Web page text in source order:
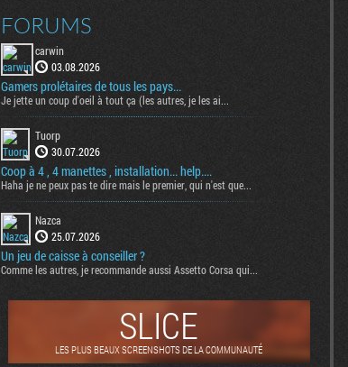
FORUMS
carwin
03.08.2026
Gamers prolétaires de tous les pays...
Je jette un coup d'oeil à tout ça (les autres, je les ai...
Tuorp
30.07.2026
Coop à 4 , 4 manettes , installation... help....
Haha je ne peux pas te dire mais le premier, qui n'est que...
Nazca
25.07.2026
Un jeu de caisse à conseiller ?
Comme les autres, je recommande aussi Assetto Corsa qui...
SLICE
LES PLUS BEAUX SCREENSHOTS DE LA COMMUNAUTÉ